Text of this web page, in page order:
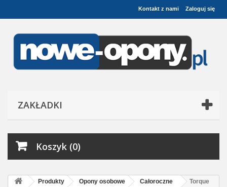
Zaloguj się
Kontakt z nami
ZAKŁADKI
Koszyk (0)
Produkty Opony osobowe Całoroczne
Torque